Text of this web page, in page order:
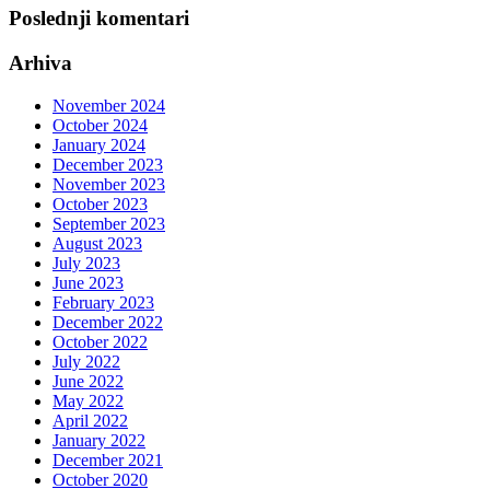
Poslednji komentari
Arhiva
November 2024
October 2024
January 2024
December 2023
November 2023
October 2023
September 2023
August 2023
July 2023
June 2023
February 2023
December 2022
October 2022
July 2022
June 2022
May 2022
April 2022
January 2022
December 2021
October 2020